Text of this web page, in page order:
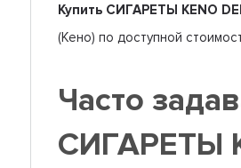
Купить СИГАРЕТЫ KENO
(Кено) по доступной
Часто
СИГАРЕТЫ